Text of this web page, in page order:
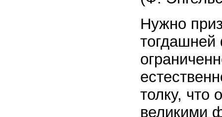
Нужно
толку, что
великими